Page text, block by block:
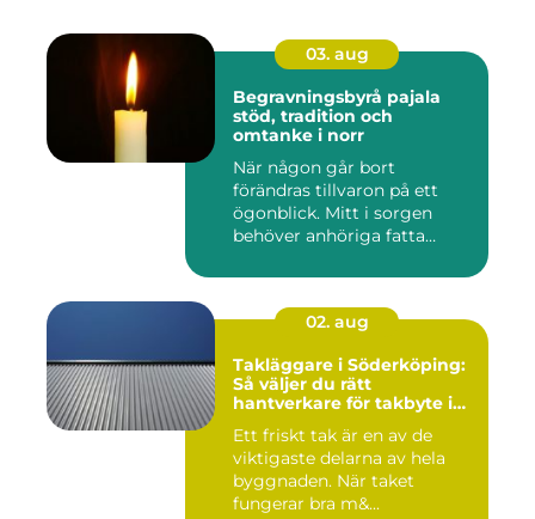
03. aug
Begravningsbyrå pajala
stöd, tradition och
omtanke i norr
När någon går bort
förändras tillvaron på ett
ögonblick. Mitt i sorgen
behöver anhöriga fatta
02. aug
Takläggare i Söderköping:
Så väljer du rätt
hantverkare för takbyte i
Ett friskt tak är en av de
viktigaste delarna av hela
byggnaden. När taket
fungerar bra m&...